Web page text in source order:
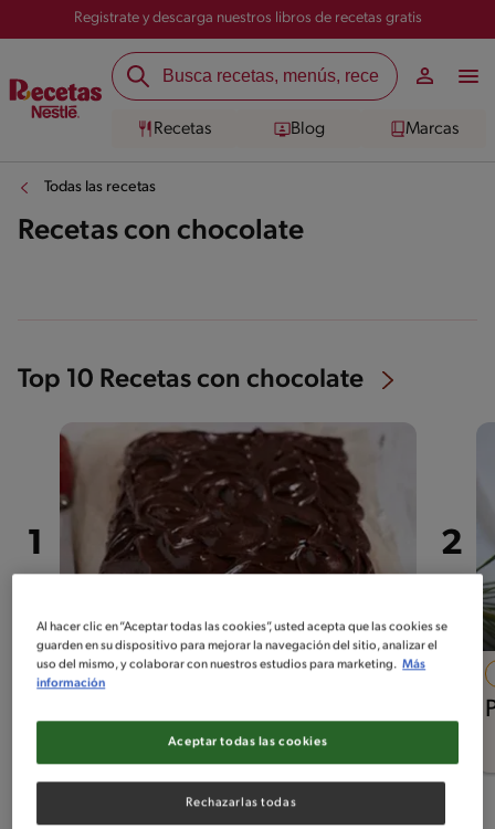
Registrate y descarga nuestros libros de recetas gratis
Recetas Blog Marcas
Todas las recetas
Recetas con chocolate
Top 10 Recetas con chocolate
30' Fácil
Al hacer clic en “Aceptar todas las cookies”, usted acepta que las cookies se
guarden en su dispositivo para mejorar la navegación del sitio, analizar el
uso del mismo, y colaborar con nuestros estudios para marketing. Más
información
Rechazarlas todas
Aceptar todas las cookies